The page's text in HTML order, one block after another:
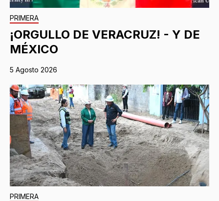
PRIMERA
¡ORGULLO DE VERACRUZ! - Y DE
MÉXICO
5 Agosto 2026
PRIMERA